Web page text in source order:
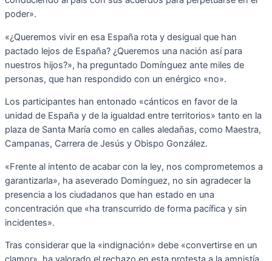
poder».
«¿Queremos vivir en esa España rota y desigual que han
pactado lejos de España? ¿Queremos una nación así para
nuestros hijos?», ha preguntado Domínguez ante miles de
personas, que han respondido con un enérgico «no».
Los participantes han entonado «cánticos en favor de la
unidad de España y de la igualdad entre territorios» tanto en la
plaza de Santa María como en calles aledañas, como Maestra,
Campanas, Carrera de Jesús y Obispo González.
«Frente al intento de acabar con la ley, nos comprometemos a
garantizarla», ha aseverado Domínguez, no sin agradecer la
presencia a los ciudadanos que han estado en una
concentración que «ha transcurrido de forma pacífica y sin
incidentes».
Tras considerar que la «indignación» debe «convertirse en un